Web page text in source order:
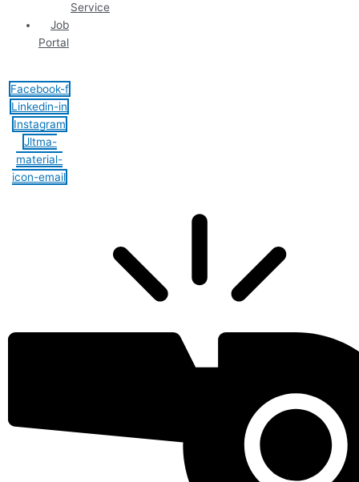
Service
Job
Portal
Facebook-f
Linkedin-in
Instagram
Jltma-
material-
icon-email